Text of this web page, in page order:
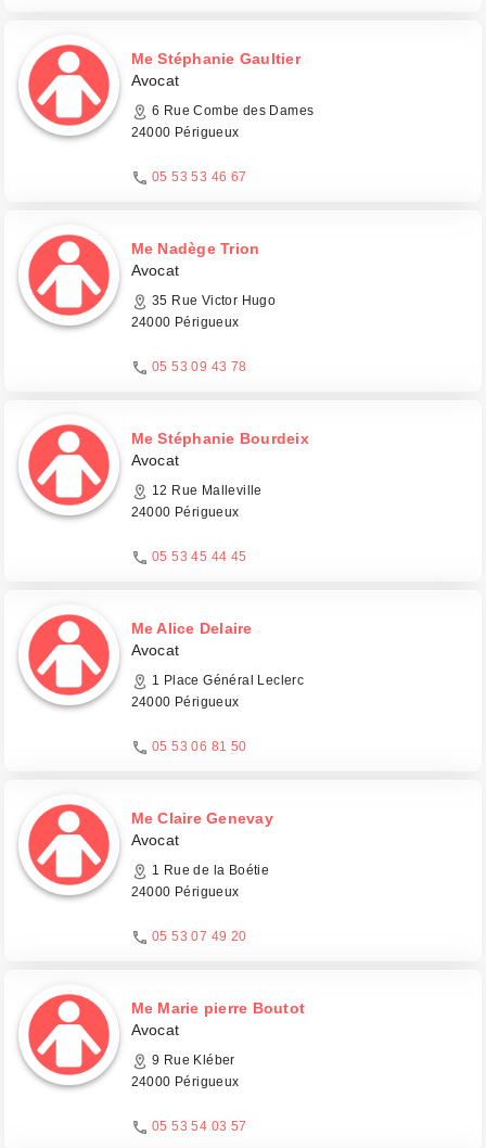
Me Stéphanie Gaultier
Avocat
6 Rue Combe des Dames
24000 Périgueux
05 53 53 46 67
Me Nadège Trion
Avocat
35 Rue Victor Hugo
24000 Périgueux
05 53 09 43 78
Me Stéphanie Bourdeix
Avocat
12 Rue Malleville
24000 Périgueux
05 53 45 44 45
Me Alice Delaire
Avocat
1 Place Général Leclerc
24000 Périgueux
05 53 06 81 50
Me Claire Genevay
Avocat
1 Rue de la Boétie
24000 Périgueux
05 53 07 49 20
Me Marie pierre Boutot
Avocat
9 Rue Kléber
24000 Périgueux
05 53 54 03 57